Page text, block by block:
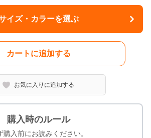
イズ・カラーを選ぶ
カートに追加する
お気に入りに追加する
購入時のルール
購入前にお読みください。